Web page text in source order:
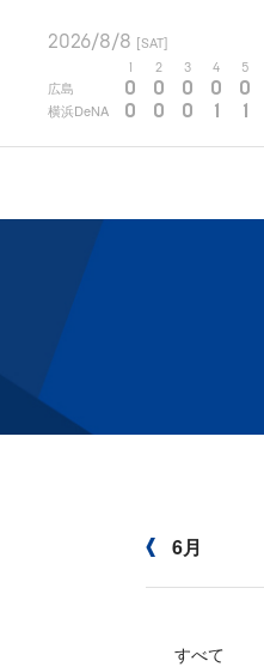
2026/8/8 [SAT]
2 3 4 5
広島 0 0 0 0 0
横浜DeNA 0 0 0 1 1
6月
すべて